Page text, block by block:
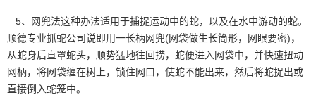
5、网兜法这种办法适用于捕捉运动中的蛇，以及在水中游动的蛇。
顺德专业抓蛇公司说即用一长柄网兜(网袋做生长筒形，网眼要密)，
从蛇身后直罩蛇头，顺势猛地往回捞，蛇便进入网袋中，并快速扭动
网柄，将网袋缠在树上，锁住网口，使蛇不能出来，然后将蛇捉出或
直接倒入蛇笼中。